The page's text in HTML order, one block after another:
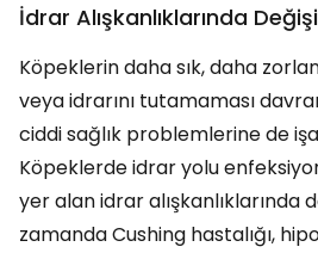
İdrar Alışkanlıklarında
Köpeklerin daha sık, daha
veya idrarını tutamaması
ciddi sağlık problemlerine de
Köpeklerde idrar yolu
yer alan idrar alışkanlıklarında
zamanda Cushing hastalığı,